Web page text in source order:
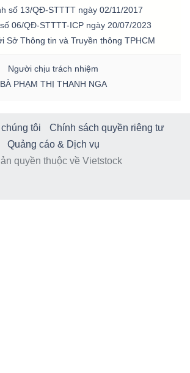
số 13/QĐ-STTTT ngày 02/11/2017
06/QĐ-STTTT-ICP ngày 20/07/2023
Sở Thông tin và Truyền thông TPHCM
Người chịu trách nhiệm
BÀ PHẠM THỊ THANH NGA
tôi
Chính sách quyền riêng tư
Quảng cáo & Dịch vụ
quyền thuộc về Vietstock